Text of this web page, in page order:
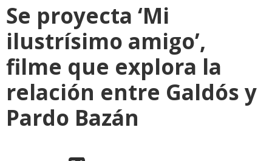
Se proyecta ‘Mi
ilustrísimo amigo’,
filme que explora la
relación entre Galdós y
Pardo Bazán